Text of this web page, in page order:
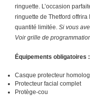
ringuette. L’occasion
ringuette de Thetford
quantité limitée. Si vous
Voir grille de
Équipements obligatoires :
Casque protecteur
Protecteur facial complet
Protège-cou